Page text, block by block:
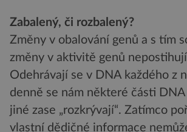
Zabalený, či rozbalený?
Změny v obalování genů a s tím
změny v aktivitě genů
Odehrávají se v DNA každého z
denně se nám některé části DNA
jiné zase „rozkrývají“. Zatímco
vlastní dědičné informace